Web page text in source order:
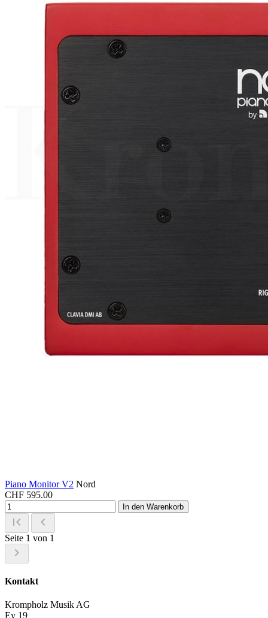
Piano Monitor V2 Nord
CHF 595.00
In den Warenkorb
first_page chevron_left
Seite 1 von 1
chevron_right
Kontakt
Krompholz Musik AG
Ey 19